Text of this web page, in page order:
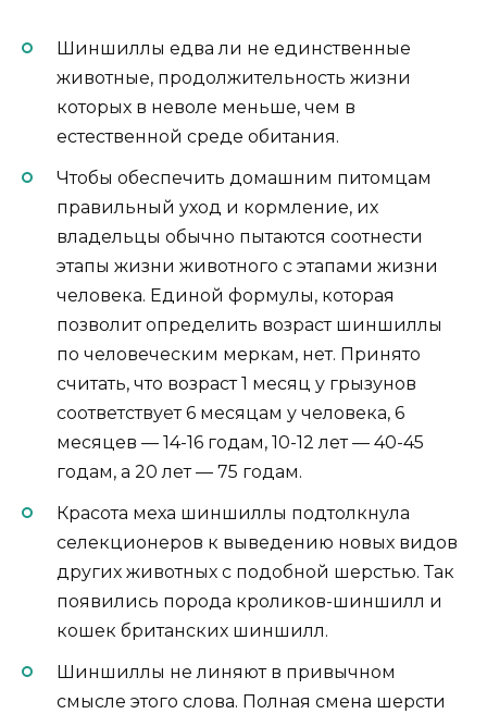
Шиншиллы едва ли не единственные
животные, продолжительность жизни
которых в неволе меньше, чем в
естественной среде обитания.
Чтобы обеспечить домашним питомцам
правильный уход и кормление, их
владельцы обычно пытаются соотнести
этапы жизни животного с этапами жизни
человека. Единой формулы, которая
позволит определить возраст шиншиллы
по человеческим меркам, нет. Принято
считать, что возраст 1 месяц у грызунов
соответствует 6 месяцам у человека, 6
месяцев — 14-16 годам, 10-12 лет — 40-45
годам, а 20 лет — 75 годам.
Красота меха шиншиллы подтолкнула
селекционеров к выведению новых видов
других животных с подобной шерстью. Так
появились порода кроликов-шиншилл и
кошек британских шиншилл.
Шиншиллы не линяют в привычном
смысле этого слова. Полная смена шерсти